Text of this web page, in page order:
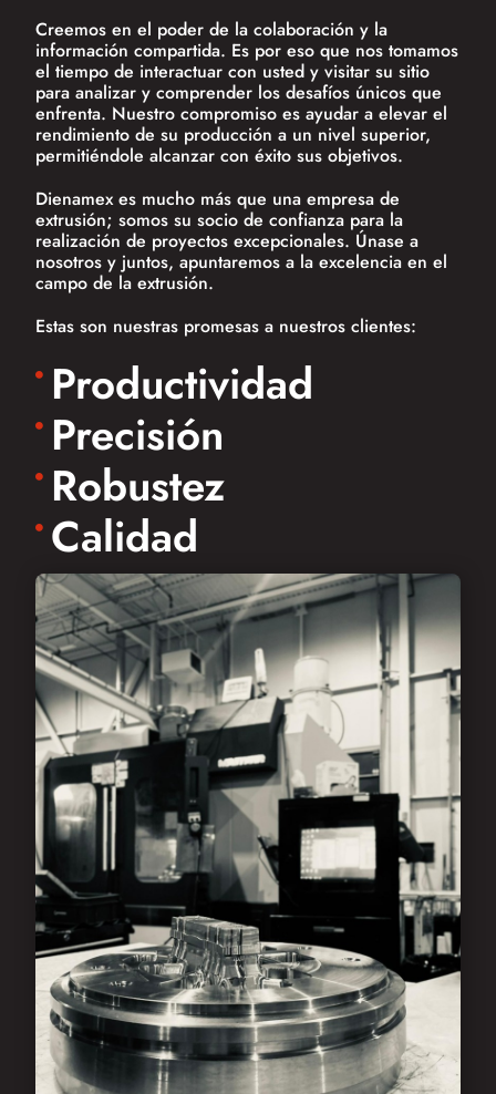
Creemos en el poder de la colaboración y la
información compartida. Es por eso que nos tomamos
el tiempo de interactuar con usted y visitar su sitio
para analizar y comprender los desafíos únicos que
enfrenta. Nuestro compromiso es ayudar a elevar el
rendimiento de su producción a un nivel superior,
permitiéndole alcanzar con éxito sus objetivos.
Dienamex es mucho más que una empresa de
extrusión; somos su socio de confianza para la
realización de proyectos excepcionales. Únase a
nosotros y juntos, apuntaremos a la excelencia en el
campo de la extrusión.
Estas son nuestras promesas a nuestros clientes:
Productividad
Precisión
Robustez
Calidad